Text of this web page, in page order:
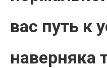
вас путь к
наверняка